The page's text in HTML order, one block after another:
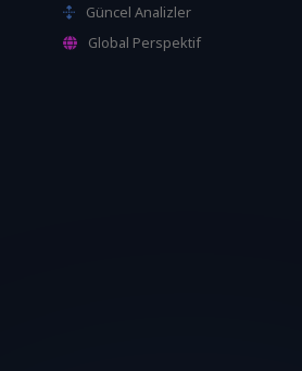
Güncel Analizler
Global Perspektif